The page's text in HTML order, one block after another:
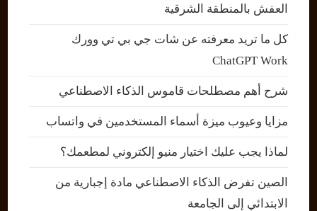
العفش بالمنطقة الشرقية
كل ما تريد معرفته عن شات جي بي تي وورك
ChatGPT Work
شرح أهم مصطلحات قاموس الذكاء الاصطناعي
مزايا وعيوب ميزة أسماء المستخدمين في واتساب
لماذا يجب عليك اختيار منيو إلكتروني لمطعمك؟
الصين تفرض الذكاء الاصطناعي مادة إجبارية من
الابتدائي إلى الجامعة